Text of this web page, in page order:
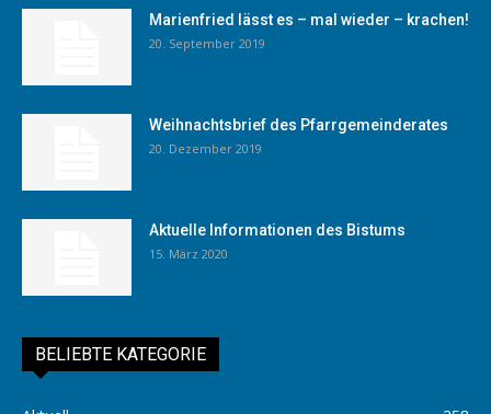
Marienfried lässt es – mal wieder – krachen!
20. September 2019
Weihnachtsbrief des Pfarrgemeinderates
20. Dezember 2019
Aktuelle Informationen des Bistums
15. März 2020
BELIEBTE KATEGORIE